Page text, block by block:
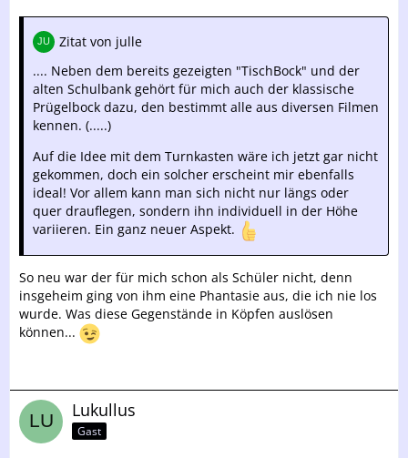
Zitat von julle
.... Neben dem bereits gezeigten "TischBock" und der
alten Schulbank gehört für mich auch der klassische
Prügelbock dazu, den bestimmt alle aus diversen Filmen
kennen. (.....)
Auf die Idee mit dem Turnkasten wäre ich jetzt gar nicht
gekommen, doch ein solcher erscheint mir ebenfalls
ideal! Vor allem kann man sich nicht nur längs oder
quer drauflegen, sondern ihn individuell in der Höhe
variieren. Ein ganz neuer Aspekt.
So neu war der für mich schon als Schüler nicht, denn
insgeheim ging von ihm eine Phantasie aus, die ich nie los
wurde. Was diese Gegenstände in Köpfen auslösen
können...
Lukullus
Gast